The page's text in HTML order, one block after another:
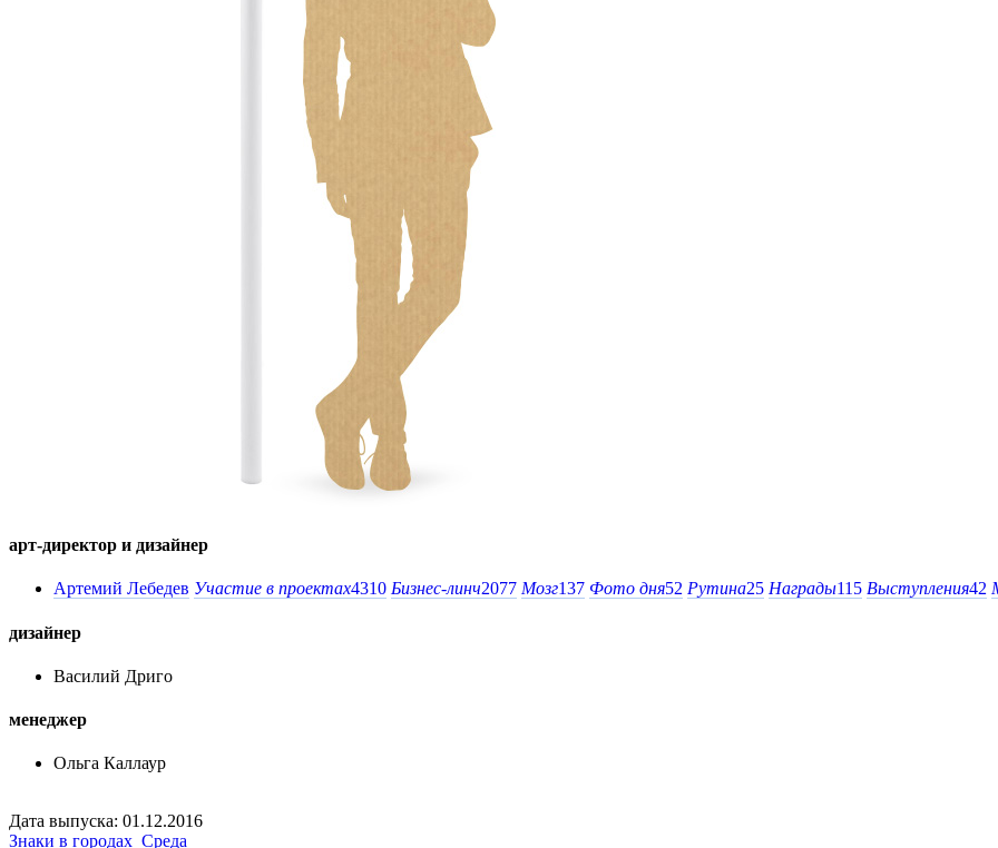
арт-директор и дизайнер
Артемий Лебедев Участие в проектах4310 Бизнес-линч2077 Мозг137 Фото дня52 Рутина25 Награды115 Выступления42
дизайнер
Василий Дриго
менеджер
Ольга Каллаур
Дата выпуска: 01.12.2016
Знаки в городах Среда